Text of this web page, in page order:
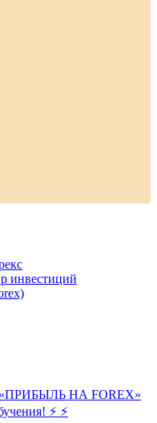
НА FOREX»
⚡ ⚡